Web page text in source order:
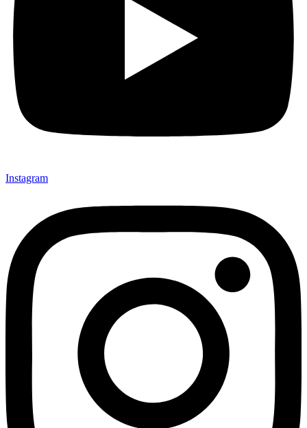
Instagram